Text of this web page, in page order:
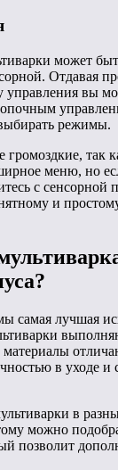
может
Отдавая
управления вы
режимы.
так
меню, но
с сенсорной
и
самая лучшая
в уходе и
в
можно
позволит